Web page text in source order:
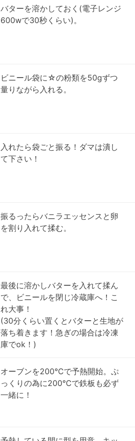
バターを溶かしておく(電子レンジ
600wで30秒くらい)。
ビニール袋に☆の粉類を50gずつ
量りながら入れる。
入れたら袋ごと振る！ダマは潰し
て下さい！
振るったらバニラエッセンスと卵
を割り入れて揉む。
最後に溶かしバターを入れて揉ん
で、ビニールを閉じ冷蔵庫へ！こ
れ大事！
(30分くらい置くとバターと生地が
落ち着きます！急ぎの場合は冷凍
庫でok！)
オーブンを200℃で予熱開始。ぷ
っくりの為に200℃で鉄板も必ず
一緒に！